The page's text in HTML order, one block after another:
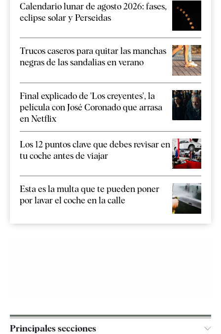
Calendario lunar de agosto 2026: fases,
eclipse solar y Perseidas
Trucos caseros para quitar las manchas
negras de las sandalias en verano
Final explicado de 'Los creyentes', la
película con José Coronado que arrasa
en Netflix
Los 12 puntos clave que debes revisar en
tu coche antes de viajar
Esta es la multa que te pueden poner
por lavar el coche en la calle
Principales secciones